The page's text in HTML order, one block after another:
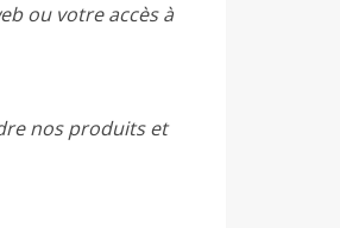
ou votre accès à
nos produits et